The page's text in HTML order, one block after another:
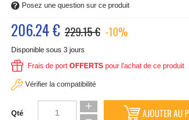
Posez une question sur ce produit
206.24€ 229.15 € -10%
Disponible sous 3 jours
Frais de port OFFERTSpour l’achat de ce produit
Vérifier la compatibilité
Qté AJOUTER AU